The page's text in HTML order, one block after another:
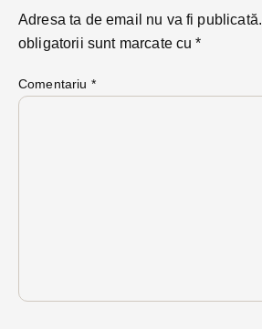
Adresa ta de email nu va fi publicată.
obligatorii sunt marcate cu*
Comentariu *